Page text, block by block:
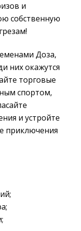
и
собственную
Доза,
них окажутся
торговые
спортом,
и устройте
приключения